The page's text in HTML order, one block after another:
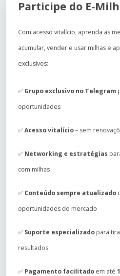
Participe do E-
Com acesso vitalício, aprenda as
acumular, vender e usar milhas e
exclusivos:
✅ Grupo exclusivo no Telegram
oportunidades
✅Acesso vitalício– sem
✅ Networking e estratégias
com milhas
✅ Conteúdo sempre atualizado
oportunidades do mercado
✅ Suporte especializado para
resultados
✅ Pagamento facilitado em até